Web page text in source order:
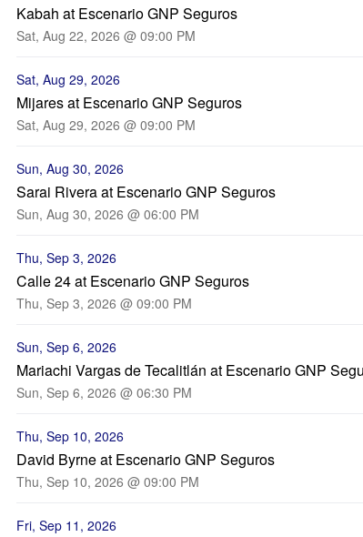
Kabah at Escenario GNP Seguros
Sat, Aug 22, 2026 @ 09:00 PM
Sat, Aug 29, 2026
Mijares at Escenario GNP Seguros
Sat, Aug 29, 2026 @ 09:00 PM
Sun, Aug 30, 2026
Sarai Rivera at Escenario GNP Seguros
Sun, Aug 30, 2026 @ 06:00 PM
Thu, Sep 3, 2026
Calle 24 at Escenario GNP Seguros
Thu, Sep 3, 2026 @ 09:00 PM
Sun, Sep 6, 2026
Mariachi Vargas de Tecalitlán at Escenario GNP
Sun, Sep 6, 2026 @ 06:30 PM
Thu, Sep 10, 2026
David Byrne at Escenario GNP Seguros
Thu, Sep 10, 2026 @ 09:00 PM
Fri, Sep 11, 2026